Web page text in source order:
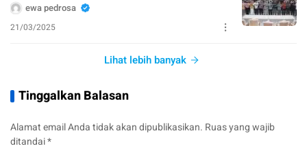
ewa pedrosa
21/03/2025
Lihat lebih banyak
Tinggalkan Balasan
Alamat email Anda tidak akan dipublikasikan. Ruas yang wajib
ditandai*